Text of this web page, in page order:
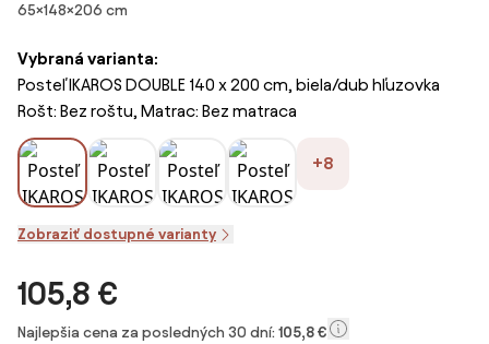
Rozmery
65×148×206 cm
Vybraná varianta:
Posteľ IKAROS DOUBLE 140 x 200 cm, biela/dub hľuzovka
Rošt: Bez roštu, Matrac: Bez matraca
+8
Zobraziť dostupné varianty
105,8 €
Najlepšia cena za posledných 30 dní: 105,8 €